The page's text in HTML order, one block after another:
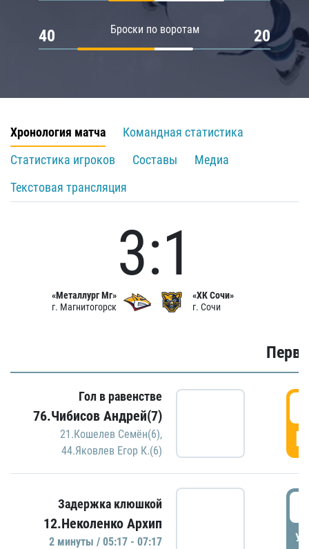
Броски по воротам
40 20
Хронология матча
Командная статистика
Статистика игроков
Составы
Медиа
Текстовая трансляция
«Металлург Мг»
г. Магнитогорск
3:1
«ХК Сочи»
г. Сочи
Гол в равенстве
76.Чибисов Андрей(7)
21.Кошелев Семён(6),
44.Яковлев Егор К.(6)
Задержка клюшкой
12.Неколенко Архип
2 минуты / 05:17 - 07:17